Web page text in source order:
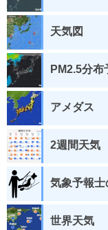
天気図
PM2.5分布
アメダス
2週間天気
気象予報
世界天気